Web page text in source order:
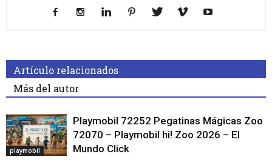
Artículo relacionados
Más del autor
playmobil
Playmobil 72252 Pegatinas Mágicas Zoo
72070 – Playmobil hi! Zoo 2026 – El
Mundo Click